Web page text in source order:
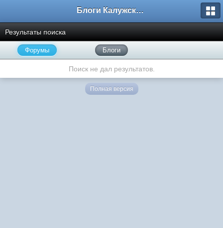
Блоги Калужского перекрестка
Результаты поиска
Форумы Блоги
Поиск не дал результатов.
Полная версия